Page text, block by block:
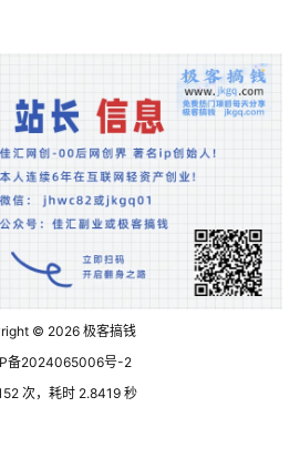
© 2026 极客搞钱
备2024065006号-2
次，耗时 2.8419 秒